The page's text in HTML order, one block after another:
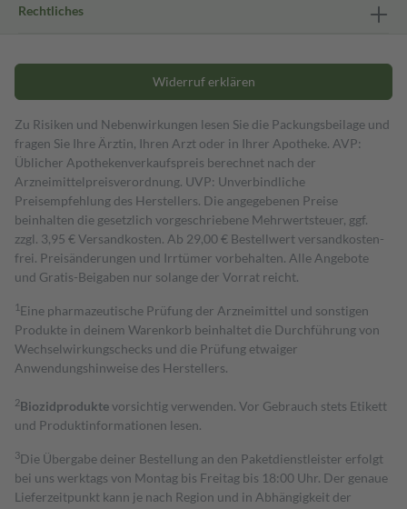
Rechtliches
Widerruf erklären
Zu Risiken und Nebenwirkungen lesen Sie die Packungsbeilage und
fragen Sie Ihre Ärztin, Ihren Arzt oder in Ihrer Apotheke. AVP:
Üblicher Apothekenverkaufspreis berechnet nach der
Arzneimittelpreisverordnung. UVP: Unverbindliche
Preisempfehlung des Herstellers. Die angegebenen Preise
beinhalten die gesetzlich vorgeschriebene Mehrwertsteuer, ggf.
zzgl. 3,95 € Versandkosten. Ab 29,00 € Bestell­wert versand­kosten­
frei. Preisänderungen und Irrtümer vorbehalten. Alle Angebote
und Gratis-Beigaben nur solange der Vorrat reicht.
1 Eine pharmazeutische Prüfung der Arzneimittel und sonstigen
Produkte in deinem Warenkorb beinhaltet die Durchführung von
Wechselwirkungschecks und die Prüfung etwaiger
Anwendungshinweise des Herstellers.
2Biozidproduktevorsichtig verwenden. Vor Gebrauch stets Etikett
und Produktinformationen lesen.
3Die Übergabe deiner Bestellung an den Paketdienstleister erfolgt
bei uns werktags von Montag bis Freitag bis 18:00 Uhr. Der genaue
Lieferzeitpunkt kann je nach Region und in Abhängigkeit der